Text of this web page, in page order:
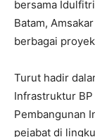
bersama
Batam,
berbagai
Turut hadir
Infrastruktur
Pembangunan
pejabat di